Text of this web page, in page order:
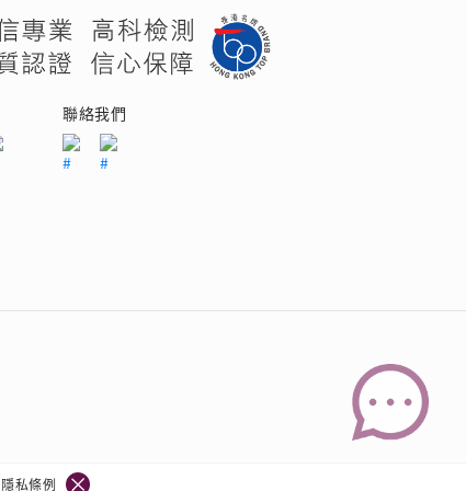
隱私條例
聯絡我們